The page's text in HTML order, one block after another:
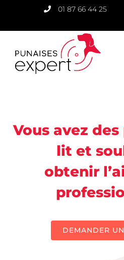
contenu
01 87 66 44 25
Vous avez
lit et
obtenir
DEMANDER